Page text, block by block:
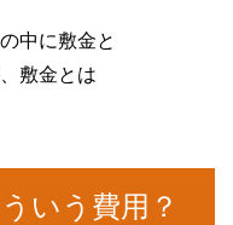
中に敷金と
敷金とは
いう費用？